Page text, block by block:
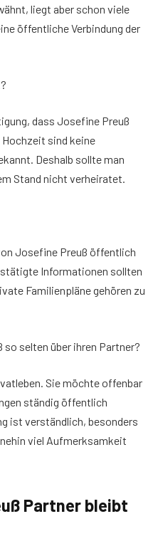
liegt aber schon viele
öffentliche Verbindung der
dass Josefine Preuß
sind keine
Deshalb sollte man
Stand nicht verheiratet.
Josefine Preuß öffentlich
Informationen sollten
Familienpläne gehören zu
selten über ihren Partner?
Sie möchte offenbar
ständig öffentlich
ist verständlich, besonders
viel Aufmerksamkeit
Partner bleibt